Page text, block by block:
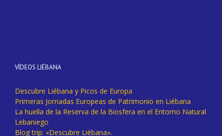
VÍDEOS LIÉBANA
Descubre Liébana y Picos de Europa
Primeras Jornadas Europeas de Patrimonio en Liébana
La huella de la Reserva de la Biosfera en el Entorno Natural
Lebaniego
Blog trip: «Descubre Liébana».